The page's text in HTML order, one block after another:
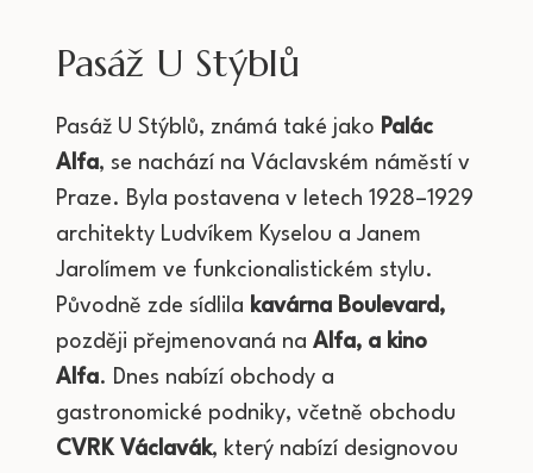
Pasáž U Stýblů
Pasáž U Stýblů, známá také jako Palác
Alfa, se nachází na Václavském náměstí v
Praze. Byla postavena v letech 1928–1929
architekty Ludvíkem Kyselou a Janem
Jarolímem ve funkcionalistickém stylu.
Původně zde sídlila kavárna Boulevard,
později přejmenovaná naAlfa, a kino
Alfa. Dnes nabízí obchody a
gastronomické podniky, včetně obchodu
CVRK Václavák, který nabízí designovou